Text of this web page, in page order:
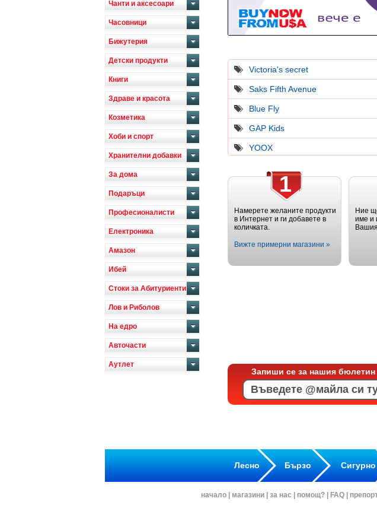
Чанти и аксесоари
Часовници
Бижутерия
Детски продукти
Книги
Здраве и красота
Козметика
Хоби и спорт
Хранителни добавки
За дома
Подаръци
Професионалисти
Електроника
Амазон
Ибей
Стоки за Абитуриенти
Лов и Риболов
На едро
Авточасти
Аутлет
Victoria's secret
Saks Fifth Avenue
Blue Fly
GAP Kids
YOOX
1
Намерете желаните продукти
в Интернет и ги добавете в
количката.
Вижте примерни магазини »
Ние
име и
Запиши се за нашия бюлетин
Лесно Бързо Сигурно
начало магазини за нас помощ? FAQ